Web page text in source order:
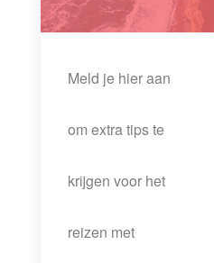
Meld je hier aan
om extra tips te
krijgen voor het
reizen met